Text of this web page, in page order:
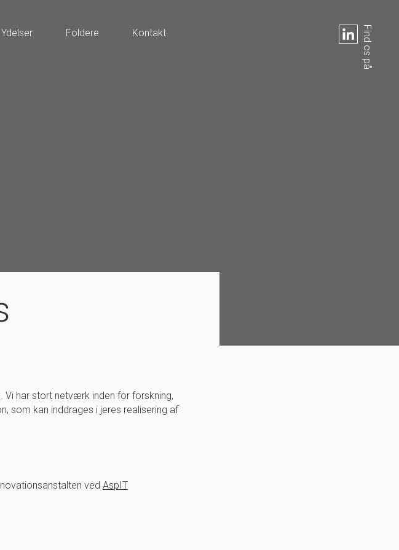
Ydelser Foldere Kontakt Find os på
har stort netværk inden for forskning,
som kan inddrages i jeres realisering af
ved AspIT